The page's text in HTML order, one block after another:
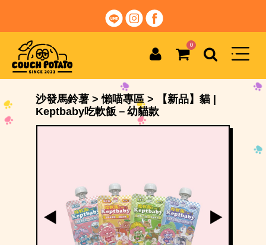
0
沙發馬鈴薯 > 懶喵專區 >
【新品】貓 |
Keptbaby吃軟飯－幼貓款